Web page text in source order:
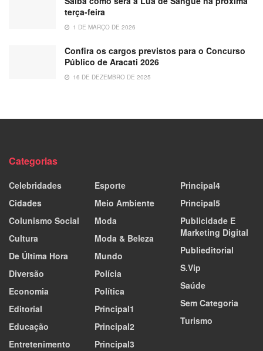
terça-feira
1 DE MARÇO DE 2026
Confira os cargos previstos para o Concurso
Público de Aracati 2026
16 DE DEZEMBRO DE 2025
Categorias
Celebridades
Cidades
Colunismo Social
Cultura
De Última Hora
Diversão
Economia
Editorial
Educação
Entretenimento
Esporte
Meio Ambiente
Moda
Moda & Beleza
Mundo
Polícia
Política
Principal1
Principal2
Principal3
Principal4
Principal5
Publicidade E
Marketing Digital
Publieditorial
S.Vip
Saúde
Sem Categoria
Turismo